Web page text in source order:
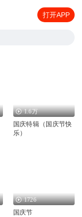
打开APP
1.6万
国庆特辑（国庆节快
乐）
1726
国庆节